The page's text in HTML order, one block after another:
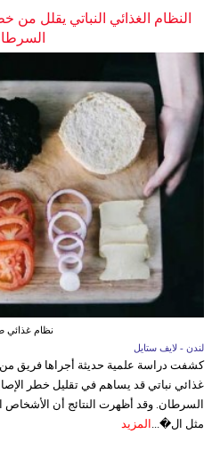
النظام الغذائي النباتي يقلل
نظام
لندن - لايف ستايل
كشفت دراسة علمية حديثة أجراها فريق من
غذائي نباتي قد يساهم في تقليل خطر
السرطان. وقد أظهرت النتائج أن الأشخاص
مثل ال�...
المزيد